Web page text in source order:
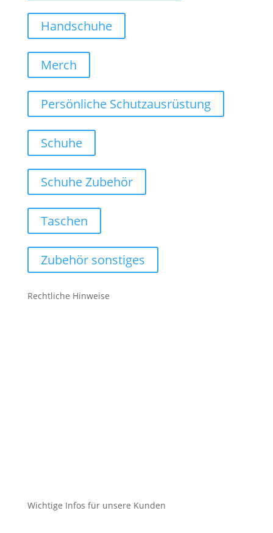
Handschuhe
Merch
Persönliche Schutzausrüstung
Schuhe
Schuhe Zubehör
Taschen
Zubehör sonstiges
Rechtliche Hinweise
Wichtige Infos für unsere Kunden